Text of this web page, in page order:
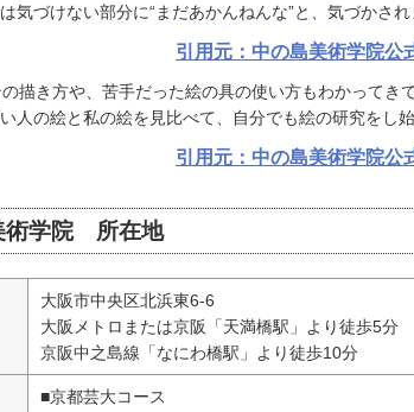
気づけない部分に“まだあかんねんな”と、気づかされ
引用元：中の島美術学院公
の描き方や、苦手だった絵の具の使い方もわかって
人の絵と私の絵を見比べて、自分でも絵の研究をし始
引用元：中の島美術学院公
術学院 所在地
大阪市中央区北浜東6-6
大阪メトロまたは京阪「天満橋駅」より徒歩5分
京阪中之島線「なにわ橋駅」より徒歩10分
■京都芸大コース